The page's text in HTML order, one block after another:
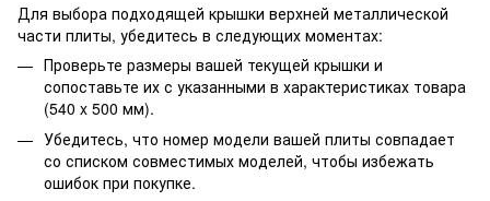
Для выбора подходящей крышки верхней металлической
части плиты, убедитесь в следующих моментах:
Проверьте размеры вашей текущей крышки и
сопоставьте их с указанными в характеристиках товара
(540 x 500 мм).
Убедитесь, что номер модели вашей плиты совпадает
со списком совместимых моделей, чтобы избежать
ошибок при покупке.